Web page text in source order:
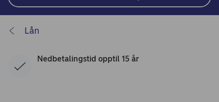
Lån
Nedbetalingstid opptil 15 år